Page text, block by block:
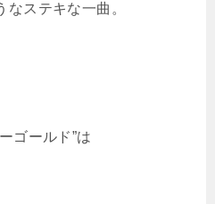
ステキな一曲。
ゴールド”は